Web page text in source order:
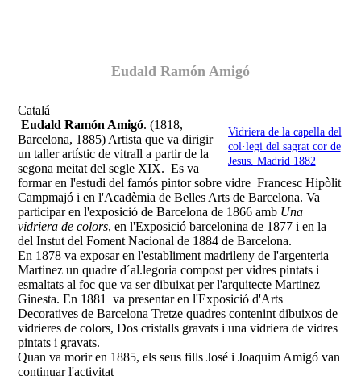
Eudald Ramón Amigó
Catalá
Vidriera de la capella del
col·legi del sagrat cor de
Jesus. Madrid 1882
Eudald Ramón Amigó. (1818,
Barcelona, 1885) Artista que va dirigir
un taller artístic de vitrall a partir de la
segona meitat del segle XIX. Es va
formar en l'estudi del famós pintor sobre vidre Francesc Hipòlit
Campmajó i en l'Acadèmia de Belles Arts de Barcelona. Va
participar en l'exposició de Barcelona de 1866 amb Una
vidriera de colors, en l'Exposició barcelonina de 1877 i en la
del Instut del Foment Nacional de 1884 de Barcelona.
En 1878 va exposar en l'establiment madrileny de l'argenteria
Martinez un quadre d´al.legoria compost per vidres pintats i
esmaltats al foc que va ser dibuixat per l'arquitecte Martinez
Ginesta. En 1881 va presentar en l'Exposició d'Arts
Decoratives de Barcelona Tretze quadres contenint dibuixos de
vidrieres de colors, Dos cristalls gravats i una vidriera de vidres
pintats i gravats.
Quan va morir en 1885, els seus fills José i Joaquim Amigó van
continuar l'activitat